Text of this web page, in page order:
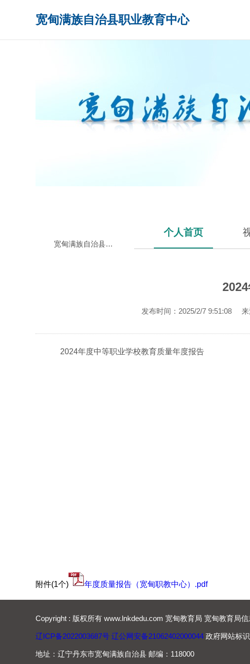
宽甸满族自治县职业教育中心
个人首页
宽甸满族自治县职业教育中心
发布时间：2025/2/7 9:51:08
2024年度中等职业学校教育质量年度报告
附件(1个) 年度质量报告（宽甸职教中心）.pdf
Copyright : 版权所有 www.lnkdedu.com 宽甸教育局 宽甸教育局
辽ICP备2022003687号 辽公网安备21062402000044 政府网站标
地址：辽宁丹东市宽甸满族自治县 邮编：118000